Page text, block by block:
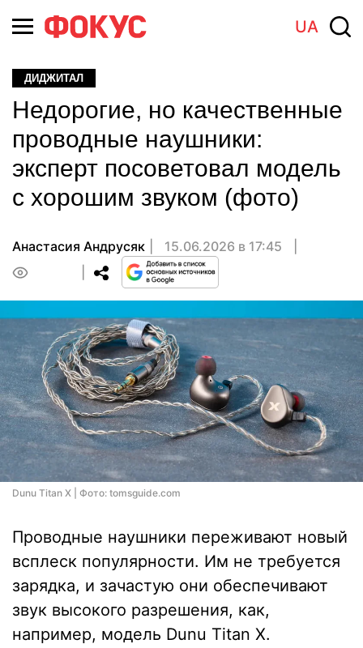
UA
ДИДЖИТАЛ
Недорогие, но качественные
проводные наушники:
эксперт посоветовал модель
с хорошим звуком (фото)
Анастасия Андрусяк
15.06.2026 в 17:45
Dunu Titan X | Фото: tomsguide.com
Проводные наушники переживают новый
всплеск популярности. Им не требуется
зарядка, и зачастую они обеспечивают
звук высокого разрешения, как,
например, модель Dunu Titan X.